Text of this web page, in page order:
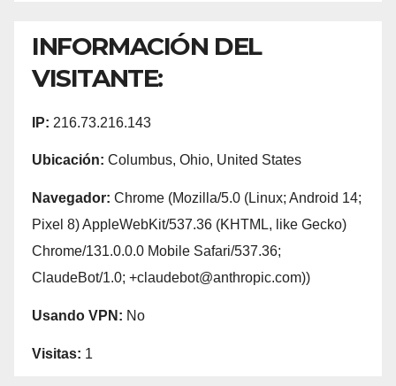
INFORMACIÓN DEL
VISITANTE:
IP: 216.73.216.143
Ubicación: Columbus, Ohio, United States
Navegador: Chrome (Mozilla/5.0 (Linux; Android 14;
Pixel 8) AppleWebKit/537.36 (KHTML, like Gecko)
Chrome/131.0.0.0 Mobile Safari/537.36;
ClaudeBot/1.0; +claudebot@anthropic.com))
Usando VPN: No
Visitas: 1